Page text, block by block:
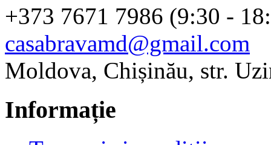
+373 7671 7986 (9:30 -
casabravamd@gmail.com
Moldova, Chișinău, str.
Informație